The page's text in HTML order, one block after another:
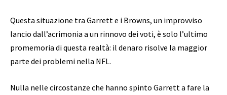
Questa situazione tra Garrett e i Browns, un improvviso
lancio dall’acrimonia a un rinnovo dei voti, è solo l’ultimo
promemoria di questa realtà: il denaro risolve la maggior
parte dei problemi nella NFL.
Nulla nelle circostanze che hanno spinto Garrett a fare la